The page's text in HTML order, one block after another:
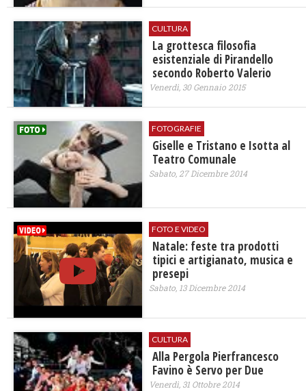
CULTURA
La grottesca filosofia
esistenziale di Pirandello
secondo Roberto Valerio
Venerdì, 30 Gennaio 2015
FOTOGRAFIE
Giselle e Tristano e Isotta al
Teatro Comunale
Sabato, 27 Dicembre 2014
FOTO E VIDEO
Natale: feste tra prodotti
tipici e artigianato, musica e
presepi
Sabato, 13 Dicembre 2014
CULTURA
Alla Pergola Pierfrancesco
Favino è Servo per Due
Venerdì, 31 Ottobre 2014